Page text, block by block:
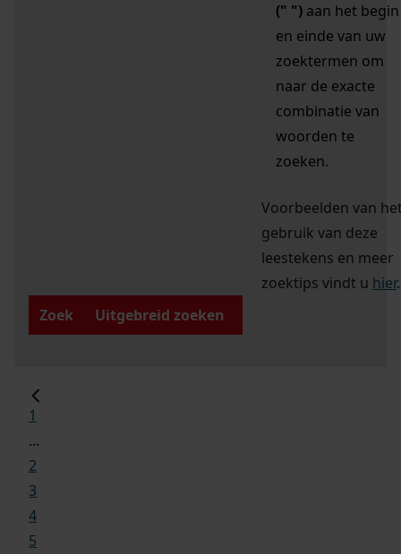
(" ") aan het begin
en einde van uw
zoektermen om
naar de exacte
combinatie van
woorden te
zoeken.
Voorbeelden van
gebruik van deze
leestekens en meer
zoektips vindt u hier.
Zoek
Uitgebreid zoeken
1
...
2
3
4
5